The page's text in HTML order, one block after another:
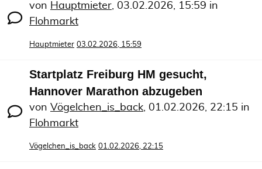
von Hauptmieter, 03.02.2026, 15:59 in
Flohmarkt
Hauptmieter 03.02.2026, 15:59
Startplatz Freiburg HM gesucht,
Hannover Marathon abzugeben
von Vögelchen_is_back, 01.02.2026, 22:15 in
Flohmarkt
Vögelchen_is_back 01.02.2026, 22:15